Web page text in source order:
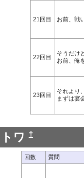
21回目 お前、戦
22回目
そうだけ
お前、俺
23回目
それより
まずは宴
トワ †
回数 質問